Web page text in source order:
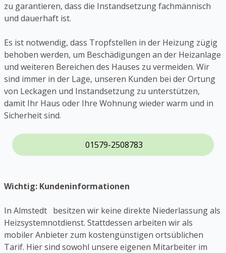
zu garantieren, dass die Instandsetzung fachmännisch
und dauerhaft ist.
Es ist notwendig, dass Tropfstellen in der Heizung zügig
behoben werden, um Beschädigungen an der Heizanlage
und weiteren Bereichen des Hauses zu vermeiden. Wir
sind immer in der Lage, unseren Kunden bei der Ortung
von Leckagen und Instandsetzung zu unterstützen,
damit Ihr Haus oder Ihre Wohnung wieder warm und in
Sicherheit sind.
01579-2508783
Wichtig: Kundeninformationen
In Almstedt besitzen wir keine direkte Niederlassung als
Heizsystemnotdienst. Stattdessen arbeiten wir als
mobiler Anbieter zum kostengünstigen ortsüblichen
Tarif. Hier sind sowohl unsere eigenen Mitarbeiter im